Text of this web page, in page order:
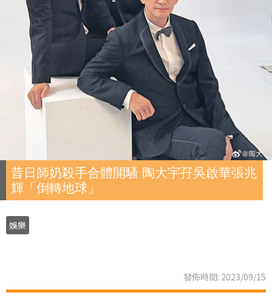
昔日師奶殺手合體開騷 陶大宇孖吳啟華張兆
輝「倒轉地球」
娛樂
發佈時間: 2023/09/15